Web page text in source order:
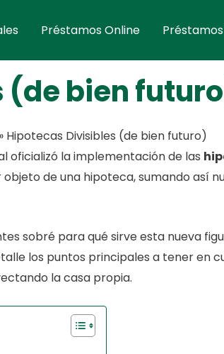
Préstamos Online
(de bien
» Hipotecas Divisibles (de bien futuro)
oficializó la implementación de las
de una hipoteca, sumando así
sobré para qué sirve esta nueva
los puntos principales a tener en
la casa propia.